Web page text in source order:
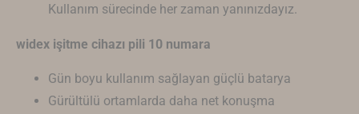
Kullanım sürecinde her zaman yanınızdayız.
widex işitme cihazı pili 10 numara
Gün boyu kullanım sağlayan güçlü batarya
Gürültülü ortamlarda daha net konuşma